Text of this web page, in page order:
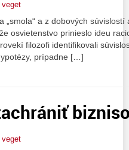
veget
„smola“ a z dobových
osvietenstvo prinieslo ideu
filozofi identifikovali
prípadne […]
veget